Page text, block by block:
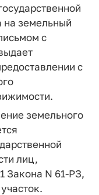
на земельный
с
с
земельного
лиц,
Закона N 61-РЗ,